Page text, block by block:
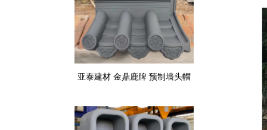
亚泰建材 金鼎鹿牌 预制墙头帽